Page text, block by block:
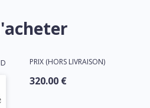
PRIX (HORS LIVRAISON)
320.00 €